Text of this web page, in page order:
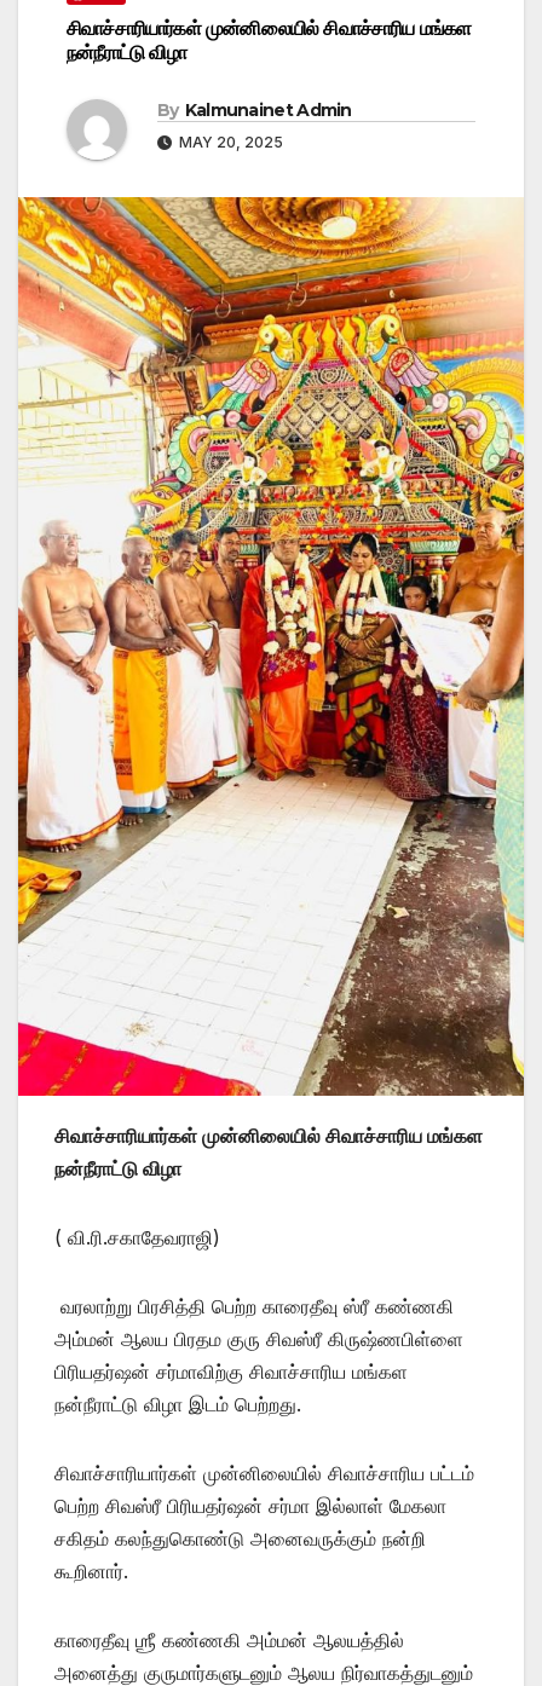
சிவாச்சாரியார்கள் முன்னிலையில் சிவாச்சாரிய மங்கள
நன்நீராட்டு விழா
By Kalmunainet Admin
MAY 20, 2025
சிவாச்சாரியார்கள் முன்னிலையில் சிவாச்சாரிய மங்கள
நன்நீராட்டு விழா
( வி.ரி.சகாதேவராஜி)
வரலாற்று பிரசித்தி பெற்ற காரைதீவு ஸ்ரீ கண்ணகி
அம்மன் ஆலய பிரதம குரு சிவஸ்ரீ கிருஷ்ணபிள்ளை
பிரியதர்ஷன் சர்மாவிற்கு சிவாச்சாரிய மங்கள
நன்நீராட்டு விழா இடம் பெற்றது.
சிவாச்சாரியார்கள் முன்னிலையில் சிவாச்சாரிய பட்டம்
பெற்ற சிவஸ்ரீ பிரியதர்ஷன் சர்மா இல்லாள் மேகலா
சகிதம் கலந்துகொண்டு அனைவருக்கும் நன்றி
கூறினார்.
காரைதீவு ஶ்ரீ கண்ணகி அம்மன் ஆலயத்தில்
அனைத்து குருமார்களுடனும் ஆலய நிர்வாகத்துடனும்